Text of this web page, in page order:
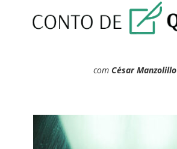
com César Manzolillo